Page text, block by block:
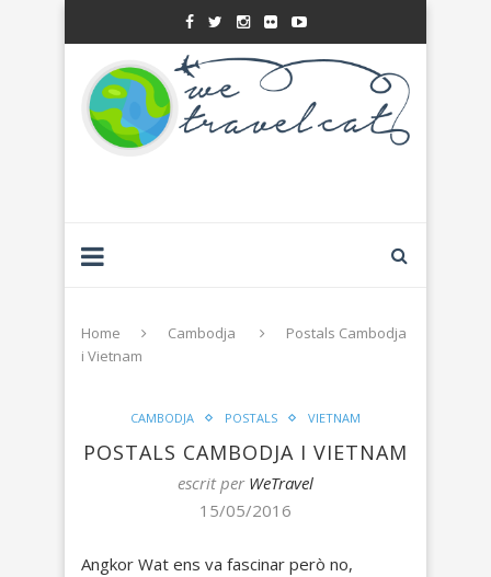
Home Cambodja
Postals Cambodja
i Vietnam
CAMBODJA POSTALS VIETNAM
POSTALS CAMBODJA I VIETNAM
escrit per WeTravel
15/05/2016
Angkor Wat ens va fascinar però no,